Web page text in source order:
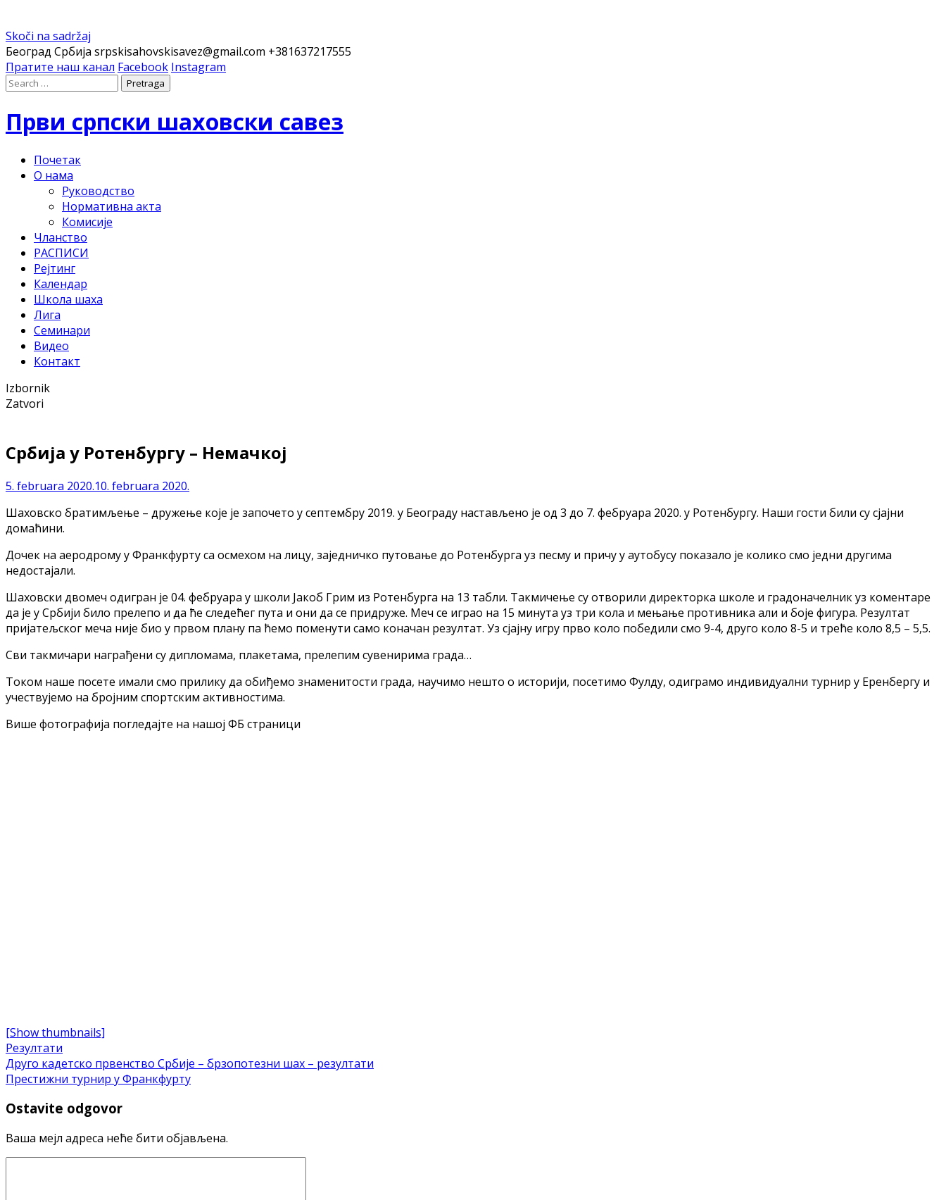
Skoči na sadržaj
Београд Србија srpskisahovskisavez@gmail.com +381637217555
Пратите наш канал Facebook Instagram
Први српски шаховски савез
Почетак
О нама
Руководство
Нормативна акта
Комисије
Чланство
РАСПИСИ
Рејтинг
Календар
Школа шаха
Лига
Семинари
Видео
Контакт
Izbornik
Zatvori
Србија у Ротенбургу – Немачкој
5. februara 2020.10. februara 2020.
Шаховско братимљење – дружење које је започето у септембру 2019. у Београду настављено је од 3 до 7. фебруара 2020. у Ротенбургу. Наши гости били су сјајни
домаћини.
Дочек на аеродрому у Франкфурту са осмехом на лицу, заједничко путовање до Ротенбурга уз песму и причу у аутобусу показало је колико смо једни другима
недостајали.
Шаховски двомеч одигран је 04. фебруара у школи Јакоб Грим из Ротенбурга на 13 табли. Такмичење су отворили директорка школе и градоначелник уз коментаре
да је у Србији било прелепо и да ће следећег пута и они да се придруже. Меч се играо на 15 минута уз три кола и мењање противника али и боје фигура. Резултат
пријатељског меча није био у првом плану па ћемо поменути само коначан резултат. Уз сјајну игру прво коло победили смо 9-4, друго коло 8-5 и треће коло 8,5 – 5,5.
Сви такмичари награђени су дипломама, плакетама, прелепим сувенирима града…
Током наше посете имали смо прилику да обиђемо знаменитости града, научимо нешто о историји, посетимо Фулду, одиграмо индивидуални турнир у Еренбергу и
учествујемо на бројним спортским активностима.
Више фотографија погледајте на нашој ФБ страници
[Show thumbnails]
Резултати
Друго кадетско првенство Србије – брзопотезни шах – резултати
Престижни турнир у Франкфурту
Ostavite odgovor
Ваша мејл адреса неће бити објављена.